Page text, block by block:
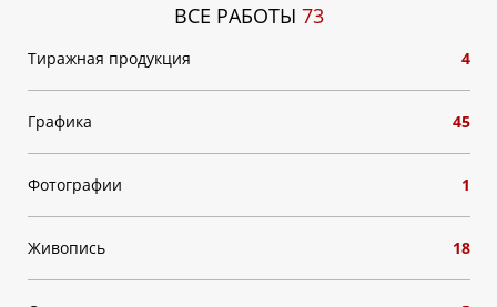
ВСЕ РАБОТЫ 73
Тиражная продукция 4
Графика 45
Фотографии 1
Живопись 18